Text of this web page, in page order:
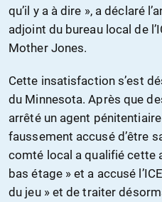
qu’il y a à dire », a déclaré
adjoint du bureau local de
Mother Jones.
Cette insatisfaction s’est
du Minnesota. Après que
arrêté un agent
faussement accusé d’être
comté local a qualifié cette
bas étage » et a accusé
du jeu » et de traiter